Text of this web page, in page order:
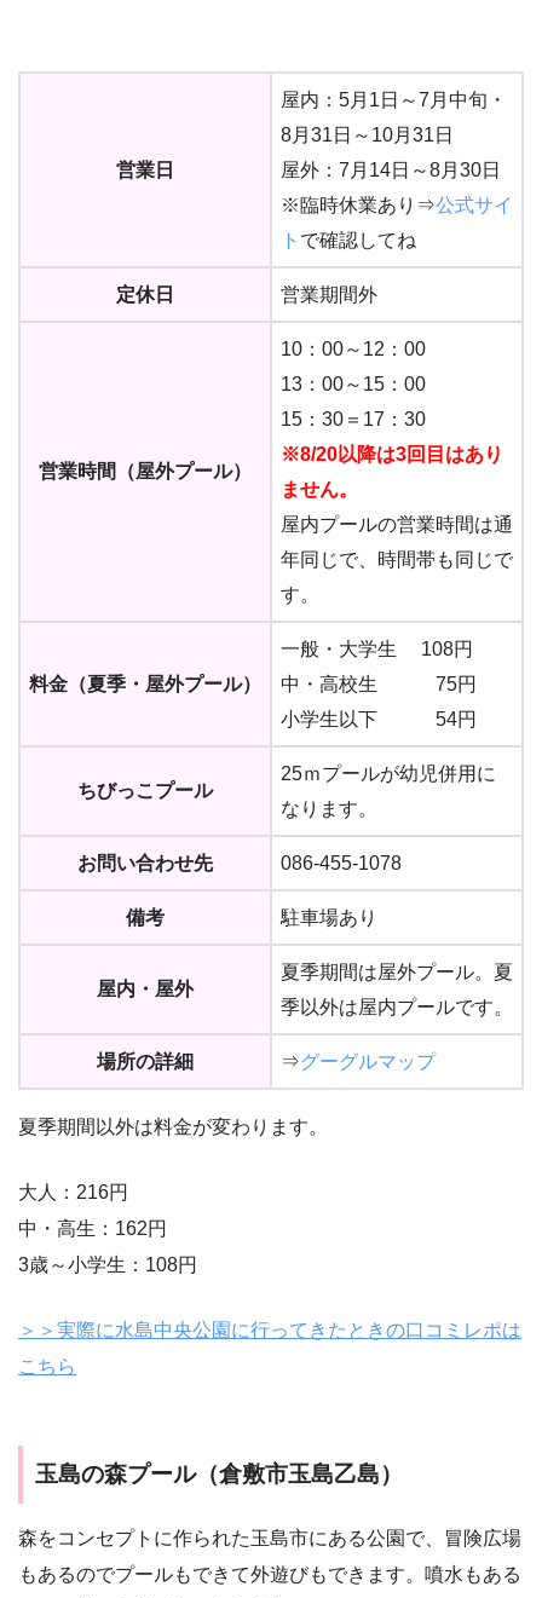
営業日
屋内：5月1日～7月中旬・
8月31日～10月31日
屋外：7月14日～8月30日
※臨時休業あり⇒公式サイ
ト で確認してね
定休日 営業期間外
営業時間（屋外プール）
10：00～12：00
13：00～15：00
15：30＝17：30
※8/20以降は3回目はあり
ません。
屋内プールの営業時間は通
年同じで、時間帯も同じで
す。
料金（夏季・屋外プール）
一般・大学生 108円
中・高校生 75円
小学生以下 54円
ちびっこプール
25ｍプールが幼児併用に
なります。
お問い合わせ先 086-455-1078
備考 駐車場あり
屋内・屋外
夏季期間は屋外プール。夏
季以外は屋内プールです。
場所の詳細 ⇒グーグルマップ
夏季期間以外は料金が変わります。
大人：216円
中・高生：162円
3歳～小学生：108円
＞＞実際に水島中央公園に行ってきたときの口コミレポは
こちら
玉島の森プール（倉敷市玉島乙島）
森をコンセプトに作られた玉島市にある公園で、冒険広場
もあるのでプールもできて外遊びもできます。噴水もある